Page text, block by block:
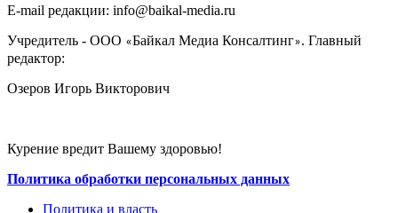
E-mail редакции: info@baikal-media.ru
Учредитель - ООО «Байкал Медиа Консалтинг». Главный
редактор:
Озеров Игорь Викторович
Курение вредит Вашему здоровью!
Политика обработки персональных данных
Политика и власть